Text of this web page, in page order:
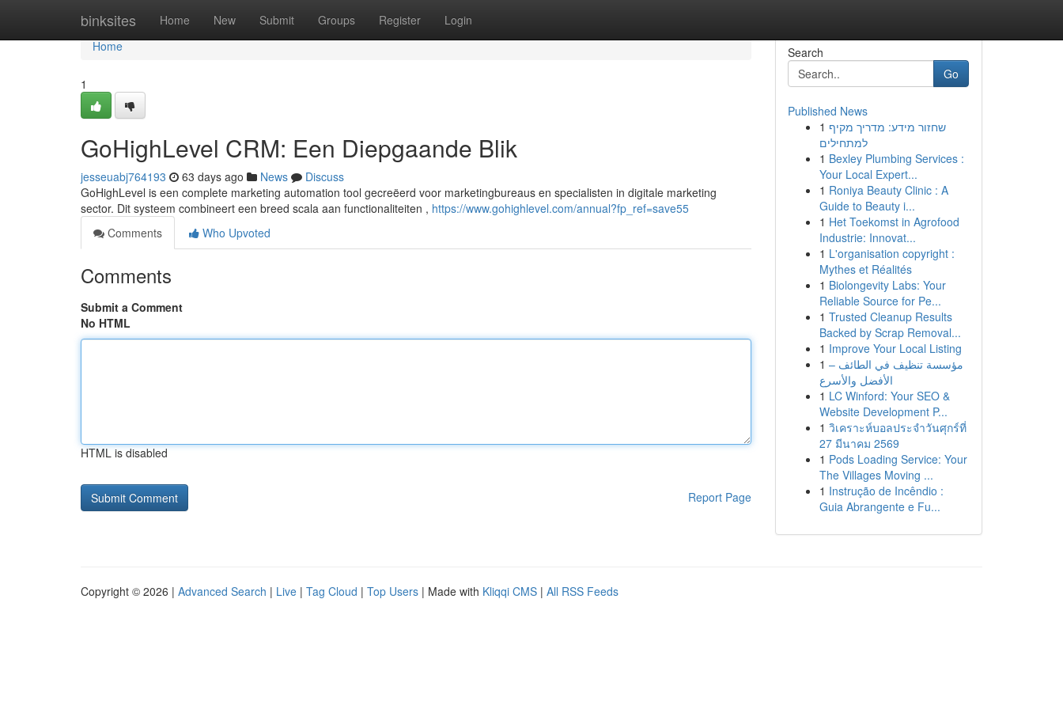
binksites Home New Submit Groups Register Login
Home
Home
1
GoHighLevel CRM: Een Diepgaande Blik
jesseuabj764193 63 days ago News
Discuss
GoHighLevel is een complete marketing automation tool gecreëerd voor marketingbureaus en specialisten in digitale marketing
sector. Dit systeem combineert een breed scala aan functionaliteiten , https://www.gohighlevel.com/annual?fp_ref=save55
Comments
Who Upvoted
Comments
Submit a Comment
No HTML
HTML is disabled
Report Page
Search
Go
Published News
1 שחזור מידע: מדריך מקיף
למתחילים
1 Bexley Plumbing Services :
Your Local Expert...
1 Roniya Beauty Clinic : A
Guide to Beauty i...
1 Het Toekomst in Agrofood
Industrie: Innovat...
1 L'organisation copyright :
Mythes et Réalités
1 Biolongevity Labs: Your
Reliable Source for Pe...
1 Trusted Cleanup Results
Backed by Scrap Removal...
1 Improve Your Local Listing
1 مؤسسة تنظيف في الطائف –
الأفضل والأسرع
1 LC Winford: Your SEO &
Website Development P...
1 วิเคราะห์บอลประจำวันศุกร์ที่
27 มีนาคม 2569
1 Pods Loading Service: Your
The Villages Moving ...
1 Instrução de Incêndio :
Guia Abrangente e Fu...
Copyright © 2026 | Advanced Search | Live | Tag Cloud | Top Users | Made with Kliqqi CMS | All RSS Feeds